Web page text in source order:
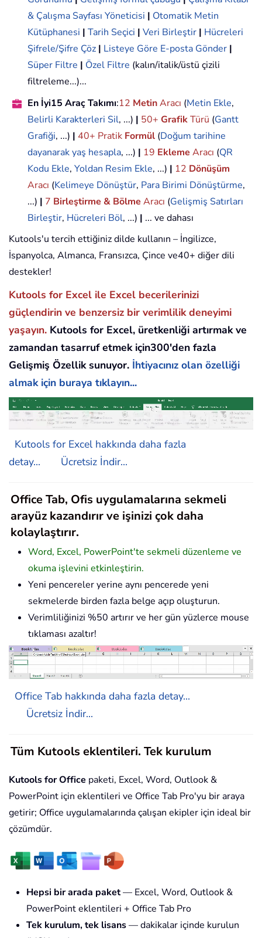
& Çalışma Sayfası Yöneticisi | Otomatik Metin
Kütüphanesi | Tarih Seçici | Veri Birleştir | Hücreleri
Şifrele/Şifre Çöz | Listeye Göre E-posta Gönder |
Süper Filtre | Özel Filtre (kalın/italik/üstü çizili
filtreleme...)...
En İyi15 Araç Takımı:12 MetinAracı (Metin Ekle,
Belirli Karakterleri Sil, ...) | 50+ GrafikTürü (Gantt
Grafiği, ...) | 40+ Pratik Formül (Doğum tarihine
dayanarak yaş hesapla, ...) | 19 Ekleme Aracı (QR
Kodu Ekle, Yoldan Resim Ekle, ...) | 12 Dönüşüm
Aracı (Kelimeye Dönüştür, Para Birimi Dönüştürme,
...) | 7 Birleştirme & Bölme Aracı (Gelişmiş Satırları
Birleştir, Hücreleri Böl, ...) | ... ve dahası
Kutools'u tercih ettiğiniz dilde kullanın – İngilizce,
İspanyolca, Almanca, Fransızca, Çince ve40+ diğer dili
destekler!
Kutools for Excel ile Excel becerilerinizi
güçlendirin ve benzersiz bir verimlilik deneyimi
yaşayın. Kutools for Excel, üretkenliği artırmak ve
zamandan tasarruf etmek için300'den fazla
Gelişmiş Özellik sunuyor. İhtiyacınız olan özelliği
almak için buraya tıklayın...
Kutools for Excel hakkında daha fazla
detay...
Ücretsiz İndir...
Office Tab, Ofis uygulamalarına sekmeli
arayüz kazandırır ve işinizi çok daha
kolaylaştırır.
Word, Excel, PowerPoint'te sekmeli düzenleme ve
okuma işlevini etkinleştirin.
Yeni pencereler yerine aynı pencerede yeni
sekmelerde birden fazla belge açıp oluşturun.
Verimliliğinizi %50 artırır ve her gün yüzlerce mouse
tıklaması azaltır!
Office Tab hakkında daha fazla detay...
Ücretsiz İndir...
Tüm Kutools eklentileri. Tek kurulum
Kutools for Office paketi, Excel, Word, Outlook &
PowerPoint için eklentileri ve Office Tab Pro'yu bir araya
getirir; Office uygulamalarında çalışan ekipler için ideal bir
çözümdür.
Hepsi bir arada paket— Excel, Word, Outlook &
PowerPoint eklentileri + Office Tab Pro
Tek kurulum, tek lisans— dakikalar içinde kurulun